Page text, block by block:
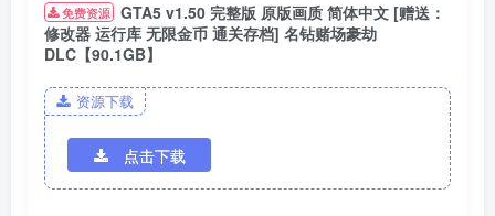
免费资源 GTA5 v1.50 完整版 原版画质 简体中文 [赠送：
修改器 运行库 无限金币 通关存档] 名钻赌场豪劫
DLC【90.1GB】
资源下载
点击下载